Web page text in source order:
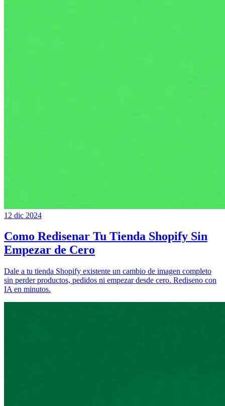
12 dic 2024
Como Redisenar Tu Tienda Shopify Sin
Empezar de Cero
Dale a tu tienda Shopify existente un cambio de imagen completo
sin perder productos, pedidos ni empezar desde cero. Rediseno con
IA en minutos.